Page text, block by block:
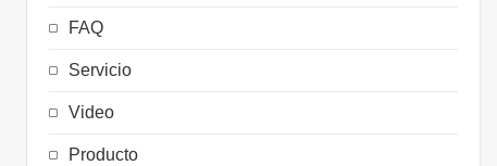
FAQ
Servicio
Video
Producto